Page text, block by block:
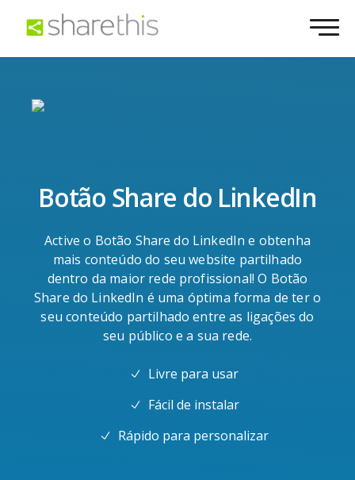
Botão Share do LinkedIn
Active o Botão Share do LinkedIn e obtenha
mais conteúdo do seu website partilhado
dentro da maior rede profissional! O Botão
Share do LinkedIn é uma óptima forma de ter o
seu conteúdo partilhado entre as ligações do
seu público e a sua rede.
Livre para usar
Fácil de instalar
Rápido para personalizar